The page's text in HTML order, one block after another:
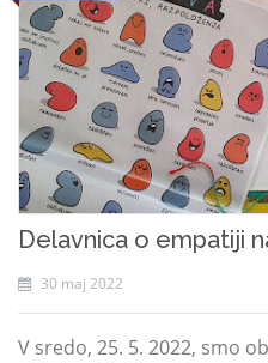
Delavnica o empatiji
30 maj 2022
V sredo, 25. 5. 2022, smo